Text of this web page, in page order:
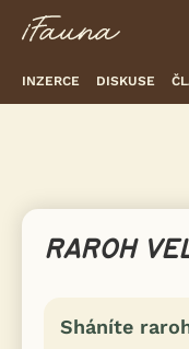
INZERCE DISKUSE
RAROH
Sháníte